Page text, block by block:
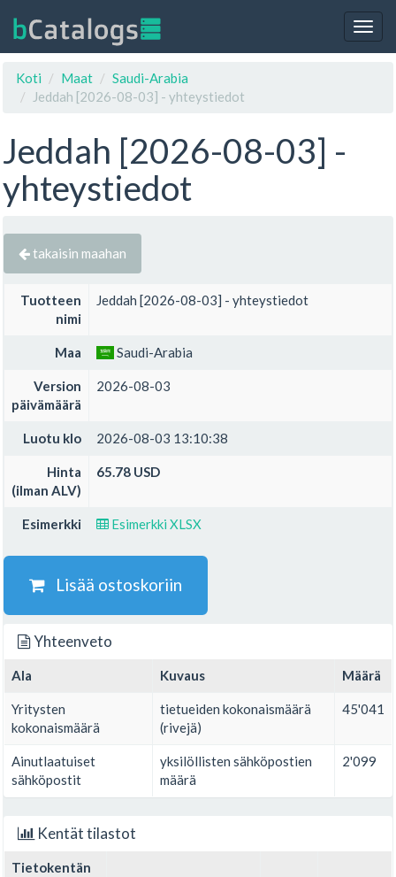
Koti
Maat
Saudi-Arabia
Jeddah [2026-08-03] - yhteystiedot
Jeddah [2026-08-03] -
yhteystiedot
takaisin maahan
Tuotteen
nimi
Jeddah [2026-08-03] - yhteystiedot
Maa Saudi-Arabia
Version
päivämäärä
2026-08-03
Luotu klo 2026-08-03 13:10:38
Hinta
(ilman ALV)
65.78 USD
Esimerkki Esimerkki XLSX
Lisää ostoskoriin
Yhteenveto
Ala Kuvaus Määrä
Yritysten
kokonaismäärä
tietueiden kokonaismäärä
(rivejä)
45'041
Ainutlaatuiset
sähköpostit
yksilöllisten sähköpostien
määrä
2'099
Kentät tilastot
Tietokentän